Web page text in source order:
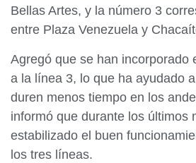
Bellas Artes, y la número 3
entre Plaza Venezuela y
Agregó que se han incorporado
a la línea 3, lo que ha ayudado
duren menos tiempo en los
informó que durante los últimos
estabilizado el buen
los tres líneas.